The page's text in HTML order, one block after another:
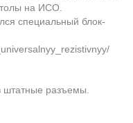
на ИСО.
специальный блок-
штатные разъемы.